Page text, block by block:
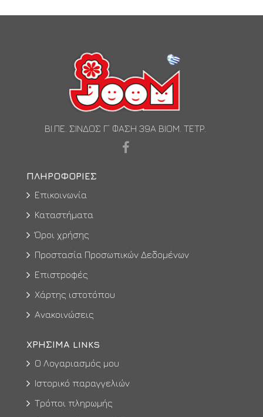
ΒΙ.ΠΕ. ΣΙΝΔΟΣ Γ’ ΦΑΣΗ 39Α ΒΙΟΜ. ΤΕΤΡ.
ΠΛΗΡΟΦΟΡΊΕΣ
Επικοινωνία
Καταστήματα
Όροι χρήσης
Προστασία Προσωπικών Δεδομένων
Επιστροφές
Χάρτης ιστοτόπου
Ανακοινώσεις
ΧΡΉΣΙΜΑ LINKS
Ο Λογαριασμός μου
Ιστορικό παραγγελιών
Τρόποι πληρωμής